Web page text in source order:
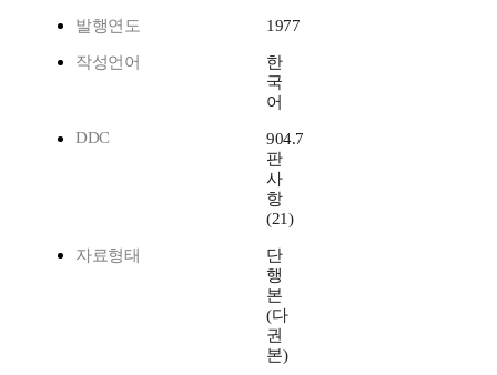
발행연도 1977
작성언어
한
국
어
DDC
904.7
판
사
항
(21)
자료형태
단
행
본
(다
권
본)